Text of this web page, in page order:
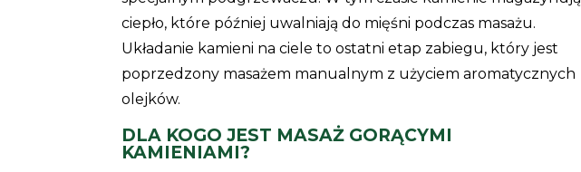
ciepło, które później uwalniają do mięśni podczas masażu.
Układanie kamieni na ciele to ostatni etap zabiegu, który jest
poprzedzony masażem manualnym z użyciem aromatycznych
olejków.
DLA KOGO JEST MASAŻ GORĄCYMI
KAMIENIAMI?